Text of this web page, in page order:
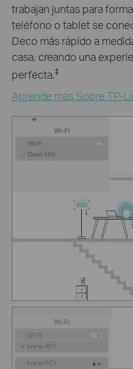
trabajan juntas para
teléfono o tablet se
Deco más rápido a
casa, creando una
perfecta.‡
Aprende más Sobre TP-